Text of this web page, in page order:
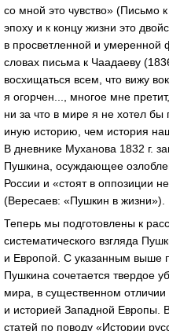
со мной это чувство» (Письмо
эпоху и к концу жизни это
в просветленной и
словах письма к Чаадаеву
восхищаться всем, что вижу
я огорчен..., многое мне
ни за что в мире я не хотел
иную историю, чем история
В дневнике Муханова 1832 г.
Пушкина, осуждающее
России и «стоят в оппозиции
(Вересаев: «Пушкин в жизни»).
Теперь мы подготовлены к
систематического взгляда
и Европой. С указанным выше
Пушкина сочетается твердое
мира, в существенном
и историей Западной Европы.
статей по поводу «Истории